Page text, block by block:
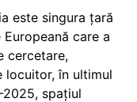
este singura țară
care a
cercetare,
locuitor, în ultimul
2025, spațiul